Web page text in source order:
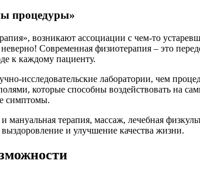
процедуры»
возникают ассоциации с чем-то
Современная физиотерапия – это
к каждому пациенту.
исследовательские лаборатории, чем
которые способны воздействовать на
симптомы.
мануальная терапия, массаж, лечебная
и улучшение качества жизни.